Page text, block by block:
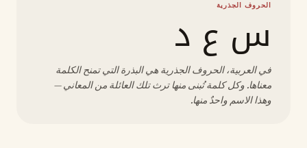
الحروف الجذرية
س ع د
في العربية، الحروف الجذرية هي البذرة التي تمنح الكلمة
معناها. وكل كلمة تُبنى منها ترث تلك العائلة من المعاني —
وهذا الاسم واحدٌ منها.